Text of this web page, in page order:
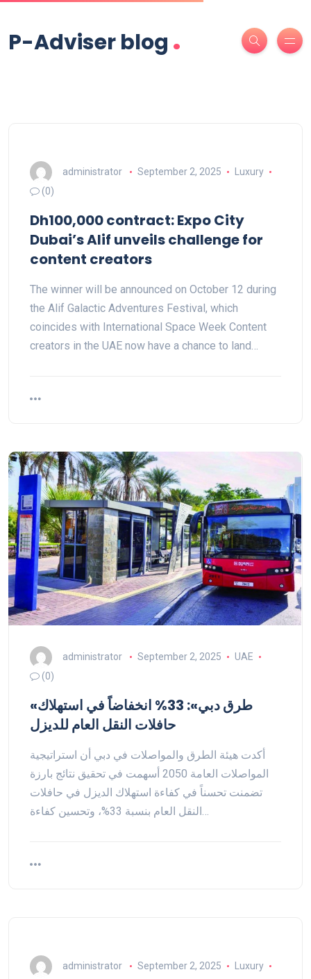
P-Adviser blog .
administrator September 2, 2025
Luxury
(0)
Dh100,000 contract: Expo City
Dubai’s Alif unveils challenge for
content creators
The winner will be announced on October 12 during
the Alif Galactic Adventures Festival, which
coincides with International Space Week Content
creators in the UAE now have a chance to land…
administrator September 2, 2025
UAE
(0)
«طرق دبي»: 33% انخفاضاً في استهلاك
حافلات النقل العام للديزل
أكدت هيئة الطرق والمواصلات في دبي أن استراتيجية
المواصلات العامة 2050 أسهمت في تحقيق نتائج بارزة
تضمنت تحسناً في كفاءة استهلاك الديزل في حافلات
النقل العام بنسبة 33%، وتحسين كفاءة…
administrator September 2, 2025
Luxury